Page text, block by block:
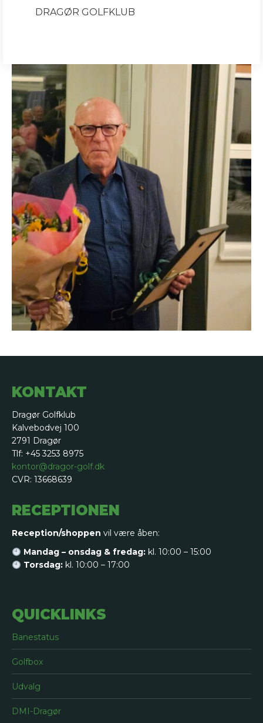
DRAGØR GOLFKLUB
KONTAKT
Dragør Golfklub
Kalvebodvej 100
2791 Dragør
Tlf: +45 3253 8975
kontor@dragor-golf.dk
CVR: 13668639
RECEPTIONEN
Reception/shoppen vil være åben:
Mandag – onsdag & fredag:kl. 10:00 – 15:00
Torsdag:kl. 10:00 – 17:00
QUICKLINKS
Banestatus
Golfbox
Udvalg
DMI-Dragør